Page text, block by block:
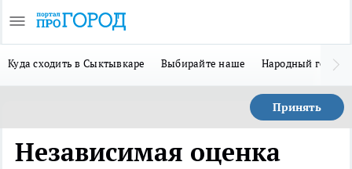
Куда сходить в Сыктывкаре Выбирайте наше Народный герой
Принять
Независимая оценка